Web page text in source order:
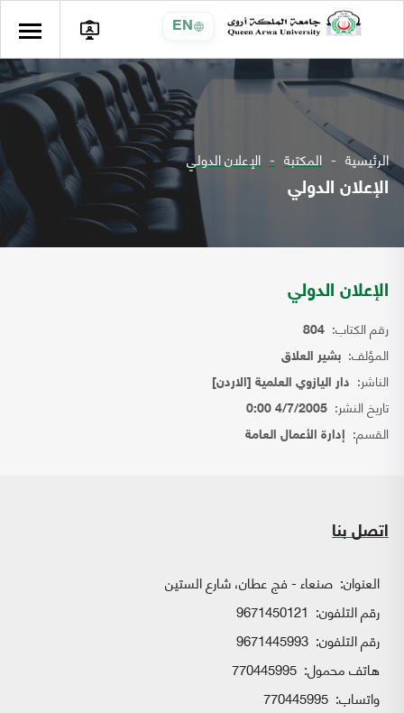
EN
الرئيسية المكتبة الإعلان الدولي
الإعلان الدولي
الإعلان الدولي
رقم الكتاب: 804
المؤلف: بشير العلاق
الناشر: دار اليازوي العلمية [الاردن]
تاريخ النشر: 4/7/2005 0:00
القسم: إدارة الأعمال العامة
اتصل بنا
العنوان: صنعاء - فج عطان، شارع الستين
رقم التلفون: 9671450121
رقم التلفون: 9671445993
هاتف محمول: 770445995
واتساب: